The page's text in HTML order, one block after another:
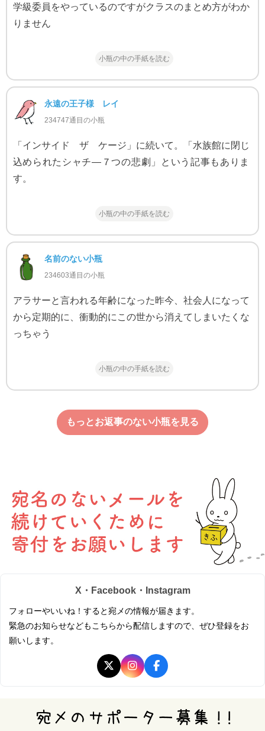
学級委員をやっているのですがクラスのまとめ方がわか
りません
小瓶の中の手紙を読む
永遠の王子様 レイ
234747通目の小瓶
「インサイド ザ ケージ」に続いて。「水族館に閉じ
込められたシャチ―７つの悲劇」という記事もありま
す。
小瓶の中の手紙を読む
名前のない小瓶
234603通目の小瓶
アラサーと言われる年齢になった昨今、社会人になって
から定期的に、衝動的にこの世から消えてしまいたくな
っちゃう
小瓶の中の手紙を読む
もっとお返事のない小瓶を見る
X・Facebook・Instagram
フォローやいいね！すると宛メの情報が届きます。
緊急のお知らせなどもこちらから配信しますので、ぜひ登録をお
願いします。